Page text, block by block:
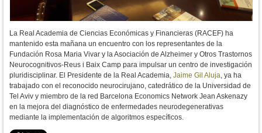
La Real Academia de Ciencias Económicas y Financieras (RACEF) ha
mantenido esta mañana un encuentro con los representantes de la
Fundación Rosa Maria Vivar y la Asociación de Alzheimer y Otros Trastornos
Neurocognitivos-Reus i Baix Camp para impulsar un centro de investigación
pluridisciplinar. El Presidente de la Real Academia, Jaime Gil Aluja, ya ha
trabajado con el reconocido neurocirujano, catedrático de la Universidad de
Tel Aviv y miembro de la red Barcelona Economics Network Jean Askenazy
en la mejora del diagnóstico de enfermedades neurodegenerativas
mediante la implementación de algoritmos específicos.